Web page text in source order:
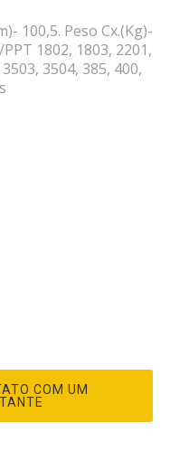
100,5. Peso Cx.(Kg)-
1802, 1803, 2201,
3504, 385, 400,
COM UM